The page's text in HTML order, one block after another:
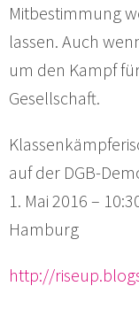
Mitbestimmung
lassen. Auch
um den Kampf
Gesellschaft.
auf der DGB-
1. Mai 2016 –
Hamburg
http://